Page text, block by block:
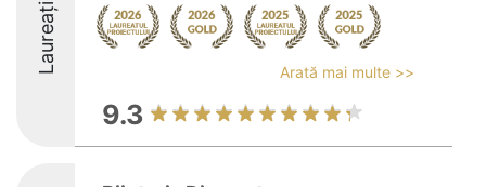
Laureați Arată mai multe >>
9.3